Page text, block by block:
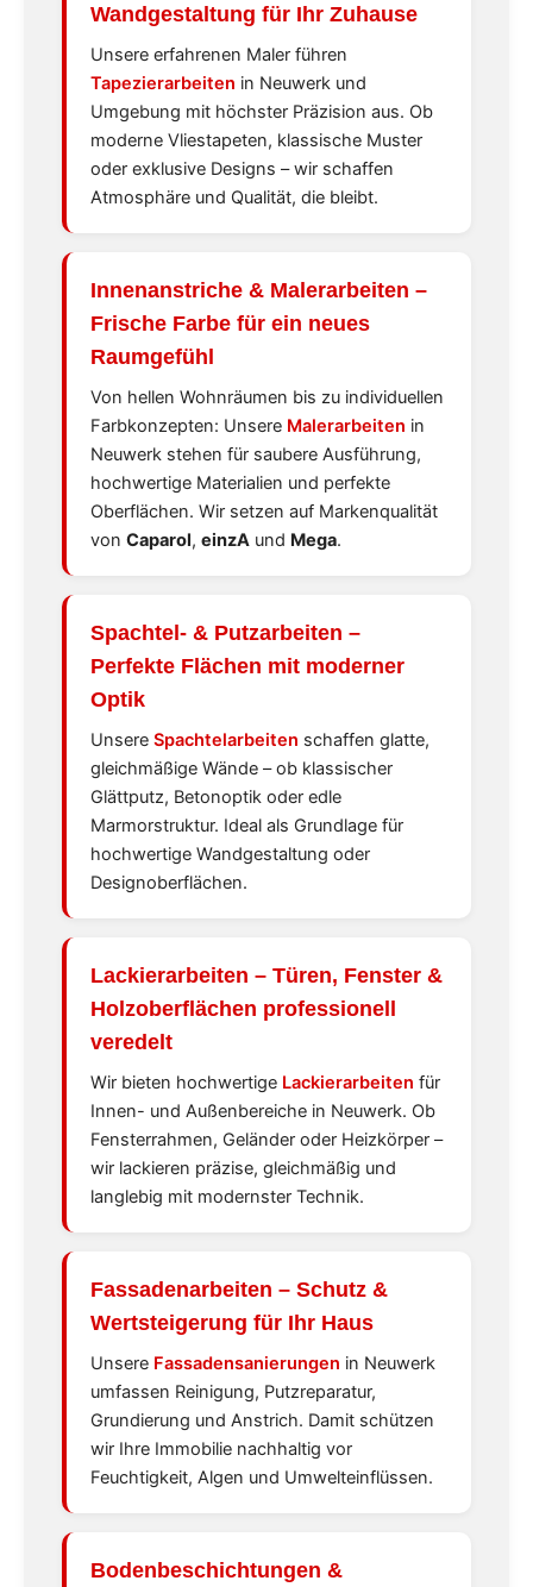
Wandgestaltung für Ihr Zuhause
Unsere erfahrenen Maler führen
Tapezierarbeiten in Neuwerk und
Umgebung mit höchster Präzision aus. Ob
moderne Vliestapeten, klassische Muster
oder exklusive Designs – wir schaffen
Atmosphäre und Qualität, die bleibt.
Innenanstriche & Malerarbeiten –
Frische Farbe für ein neues
Raumgefühl
Von hellen Wohnräumen bis zu individuellen
Farbkonzepten: Unsere Malerarbeiten in
Neuwerk stehen für saubere Ausführung,
hochwertige Materialien und perfekte
Oberflächen. Wir setzen auf Markenqualität
von Caparol, einzA und Mega.
Spachtel- & Putzarbeiten –
Perfekte Flächen mit moderner
Optik
Unsere Spachtelarbeiten schaffen glatte,
gleichmäßige Wände – ob klassischer
Glättputz, Betonoptik oder edle
Marmorstruktur. Ideal als Grundlage für
hochwertige Wandgestaltung oder
Designoberflächen.
Lackierarbeiten – Türen, Fenster &
Holzoberflächen professionell
veredelt
Wir bieten hochwertige Lackierarbeiten für
Innen- und Außenbereiche in Neuwerk. Ob
Fensterrahmen, Geländer oder Heizkörper –
wir lackieren präzise, gleichmäßig und
langlebig mit modernster Technik.
Fassadenarbeiten – Schutz &
Wertsteigerung für Ihr Haus
Unsere Fassadensanierungen in Neuwerk
umfassen Reinigung, Putzreparatur,
Grundierung und Anstrich. Damit schützen
wir Ihre Immobilie nachhaltig vor
Feuchtigkeit, Algen und Umwelteinflüssen.
Bodenbeschichtungen &